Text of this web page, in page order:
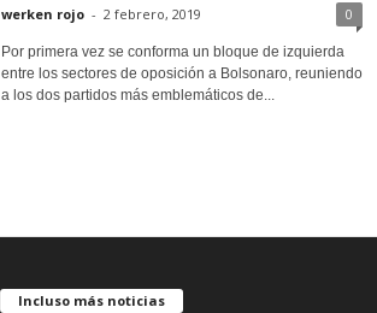
werken rojo - 2 febrero, 2019 0
Por primera vez se conforma un bloque de izquierda
entre los sectores de oposición a Bolsonaro, reuniendo
a los dos partidos más emblemáticos de...
Incluso más noticias